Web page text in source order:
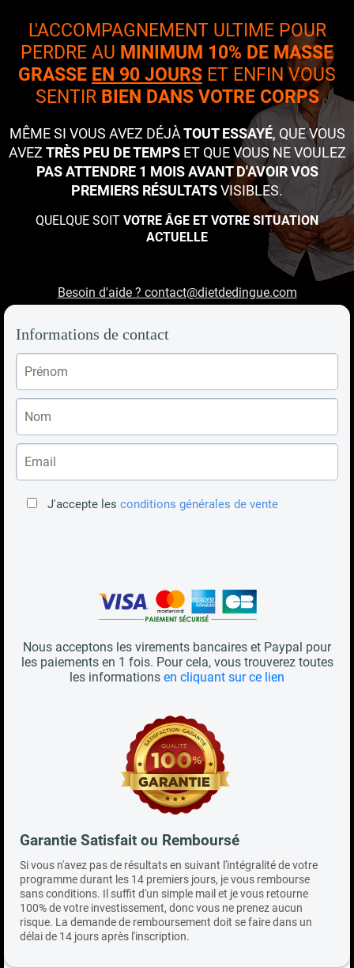
L'ACCOMPAGNEMENT ULTIME POUR
PERDRE AU MINIMUM 10% DE MASSE
GRASSE EN 90 JOURS ET ENFIN VOUS
SENTIR BIEN DANS VOTRE CORPS
MÊME SI VOUS AVEZ DÉJÀTOUT ESSAYÉ, QUE VOUS
AVEZ TRÈS PEU DE TEMPSET QUE VOUS NE VOULEZ
PAS ATTENDRE 1 MOIS AVANT D'AVOIR VOS
PREMIERS RÉSULTATSVISIBLES.
QUELQUE SOIT VOTRE ÂGE ET VOTRE SITUATION
ACTUELLE
Besoin d'aide ? contact@dietdedingue.com
Informations de contact
J'accepte les conditions générales de vente
Nous acceptons les virements bancaires et Paypal pour
les paiements en 1 fois. Pour cela, vous trouverez toutes
les informations en cliquant sur ce lien
Garantie Satisfait ou Remboursé
Si vous n'avez pas de résultats en suivant l'intégralité de votre
programme durant les 14 premiers jours, je vous rembourse
sans conditions. Il suffit d'un simple mail et je vous retourne
100% de votre investissement, donc vous ne prenez aucun
risque. La demande de remboursement doit se faire dans un
délai de 14 jours après l'inscription.